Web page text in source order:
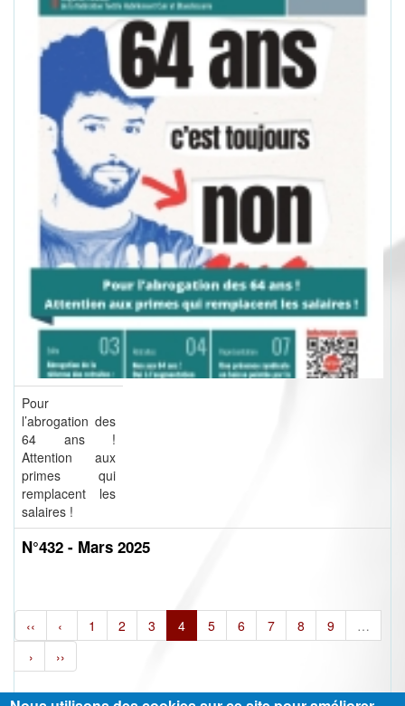
Pour
l’abrogation des
64 ans !
Attention aux
primes qui
remplacent les
salaires !
N°432 - Mars 2025
‹‹ ‹ 1 2 3 4 5 6 7 8 9
…
›
››